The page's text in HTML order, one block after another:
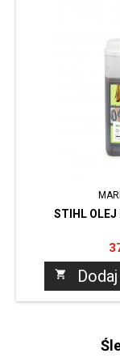
STIHL OLEJ
